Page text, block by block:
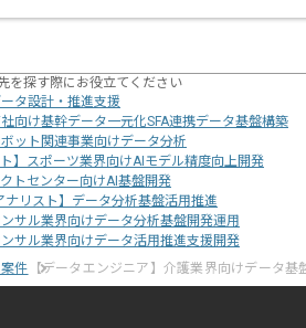
を探す際にお役立てください
タ設計・推進支援
向け基幹データ一元化SFA連携データ基盤構築
ット関連事業向けデータ分析
ト】スポーツ業界向けAIモデル精度向上開発
トセンター向けAI基盤開発
ナリスト】データ分析基盤活用推進
サル業界向けデータ分析基盤開発運用
ンサル業界向けデータ活用推進支援開発
件 【データエンジニア】介護業界向けデータ基